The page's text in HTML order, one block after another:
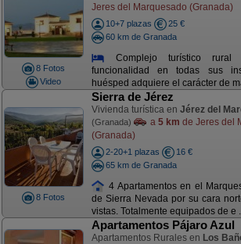
8 Fotos
Video
Jeres del Marquesado (Granada)
10+7 plazas
25 €
60 km de Granada
Complejo turístico
funcionalidad en todas sus
huésped adquiere el carácter de
8 Fotos
Sierra de Jérez
Vivienda turística en Jérez del
(Granada) a 5 km de Jeres del
(Granada)
2-20+1 plazas
16 €
65 km de Granada
4 Apartamentos en el
de Sierra Nevada por su cara
vistas. Totalmente equipados de e
Apartamentos Pájaro Azul
Apartamentos Rurales en Los